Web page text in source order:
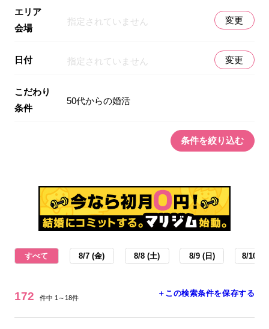
エリア
会場
指定されていません 変更
日付 指定されていません 変更
こだわり
条件
50代からの婚活
条件を絞り込む
すべて 8/7 (金) 8/8 (土) 8/9 (日) 8/10 (
172 件中 1～18件 ＋この検索条件を保存する